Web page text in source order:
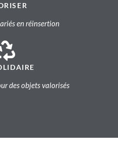
en réinsertion
des objets valorisés